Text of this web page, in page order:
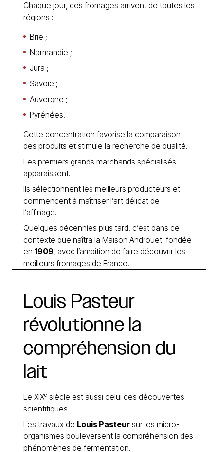
Chaque jour, des fromages arrivent de toutes les
régions :
Brie ;
Normandie ;
Jura ;
Savoie ;
Auvergne ;
Pyrénées.
Cette concentration favorise la comparaison
des produits et stimule la recherche de qualité.
Les premiers grands marchands spécialisés
apparaissent.
Ils sélectionnent les meilleurs producteurs et
commencent à maîtriser l’art délicat de
l’affinage.
Quelques décennies plus tard, c’est dans ce
contexte que naîtra la Maison Androuet, fondée
en 1909, avec l’ambition de faire découvrir les
meilleurs fromages de France.
Louis Pasteur
révolutionne la
compréhension du
lait
Le XIXᵉ siècle est aussi celui des découvertes
scientifiques.
Les travaux de Louis Pasteur sur les micro-
organismes bouleversent la compréhension des
phénomènes de fermentation.